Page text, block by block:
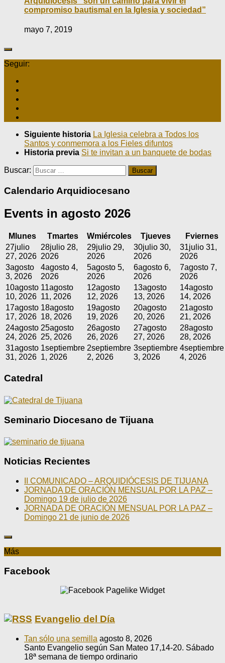
compromiso bautismal en la Iglesia y sociedad”
mayo 7, 2019
Seguir:
Siguiente historia La Iglesia celebra a Todos los
Santos y conmemora a los Fieles difuntos
Historia previa Si te invitan a un banquete de bodas
Buscar:
Calendario Arquidiocesano
Events in agosto 2026
M lunes Tmartes Wmiércoles Tjueves Fviernes
27julio
27, 2026
28julio 28,
2026
29julio 29,
2026
30julio 30,
2026
31julio 31,
2026
3agosto
3, 2026
4agosto 4,
2026
5agosto 5,
2026
6agosto 6,
2026
7agosto 7,
2026
10agosto
10, 2026
11agosto
11, 2026
12agosto
12, 2026
13agosto
13, 2026
14agosto
14, 2026
17agosto
17, 2026
18agosto
18, 2026
19agosto
19, 2026
20agosto
20, 2026
21agosto
21, 2026
24agosto
24, 2026
25agosto
25, 2026
26agosto
26, 2026
27agosto
27, 2026
28agosto
28, 2026
31agosto
31, 2026
1septiembre
1, 2026
2septiembre
2, 2026
3septiembre
3, 2026
4septiembre
4, 2026
Catedral
Seminario Diocesano de Tijuana
Noticias Recientes
II COMUNICADO – ARQUIDIÓCESIS DE TIJUANA
JORNADA DE ORACIÓN MENSUAL POR LA PAZ –
Domingo 19 de julio de 2026
JORNADA DE ORACIÓN MENSUAL POR LA PAZ –
Domingo 21 de junio de 2026
Más
Facebook
Evangelio del Día
Tan sólo una semilla agosto 8, 2026
Santo Evangelio según San Mateo 17,14-20. Sábado
18ª semana de tiempo ordinario